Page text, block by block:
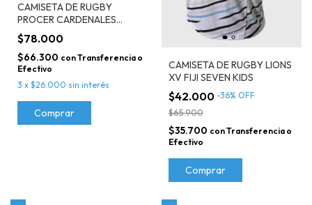
CAMISETA DE RUGBY
PROCER CARDENALES
TUCUMAN ALTERNATIVA
CON SPONSOR
$78.000
$66.300 conTransferencia o
Efectivo
3 x $26.000 sin interés
Comprar
CAMISETA DE RUGBY LIONS
XV FIJI SEVEN KIDS
$42.000 -36% OFF
$65.900
$35.700 conTransferencia o
Efectivo
Comprar